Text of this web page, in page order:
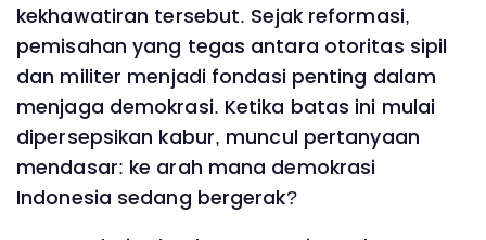
kekhawatiran tersebut. Sejak reformasi,
pemisahan yang tegas antara otoritas sipil
dan militer menjadi fondasi penting dalam
menjaga demokrasi. Ketika batas ini mulai
dipersepsikan kabur, muncul pertanyaan
mendasar: ke arah mana demokrasi
Indonesia sedang bergerak?